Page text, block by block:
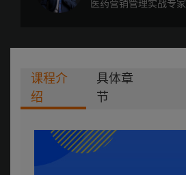
医药营销管理实战专家
课程介
绍
具体章
节